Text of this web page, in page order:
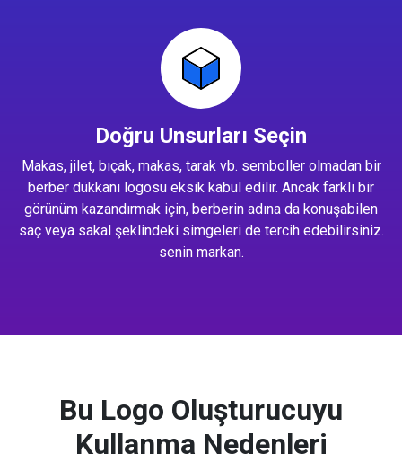
Doğru Unsurları Seçin
Makas, jilet, bıçak, makas, tarak vb. semboller olmadan bir
berber dükkanı logosu eksik kabul edilir. Ancak farklı bir
görünüm kazandırmak için, berberin adına da konuşabilen
saç veya sakal şeklindeki simgeleri de tercih edebilirsiniz.
senin markan.
Bu Logo Oluşturucuyu
Kullanma Nedenleri